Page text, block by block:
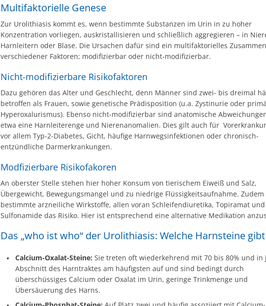
Multifaktorielle Genese
Zur Urolithiasis kommt es, wenn bestimmte Substanzen im Urin in zu hoher
Konzentration vorliegen, auskristallisieren und schließlich aggregieren – in
Harnleitern oder Blase. Die Ursachen dafür sind ein multifaktorielles
verschiedener Faktoren; modifizierbar oder nicht-modifizierbar.
Nicht-modifizierbare Risikofaktoren
Dazu gehören das Alter und Geschlecht, denn Männer sind zwei- bis dreimal
betroffen als Frauen, sowie genetische Prädisposition (u.a. Zystinurie oder
Hyperoxalurismus). Ebenso nicht-modifizierbar sind anatomische
etwa eine Harnleiterenge und Nierenanomalien. Dies gilt auch für
vor allem Typ-2-Diabetes, Gicht, häufige Harnwegsinfektionen oder chronisch-
entzündliche Darmerkrankungen.
Modfizierbare Risikofakoren
An oberster Stelle stehen hier hoher Konsum von tierischem Eiweiß und Salz,
Übergewicht, Bewegungsmangel und zu niedrige Flüssigkeitsaufnahme.
bestimmte arzneiliche Wirkstoffe, allen voran Schleifendiuretika, Topiramat und
Sulfonamide das Risiko. Hier ist entsprechend eine alternative Medikation
Das „who ist who“ der Urolithiasis: Welche Harnsteine gibt
Calcium-Oxalat-Steine: Sie treten oft wiederkehrend mit 70 bis 80% und in
Abschnitt des Harntraktes am häufigsten auf und sind bedingt durch
überschüssiges Calcium oder Oxalat im Urin, geringe Trinkmenge und
Übersäuerung des Harns.